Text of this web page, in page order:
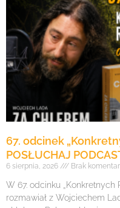
67. odcinek
POSŁUCHAJ
6 sierpnia, 2026 Brak
W 67. odcinku „Konkretnych
rozmawiał z Wojciechem